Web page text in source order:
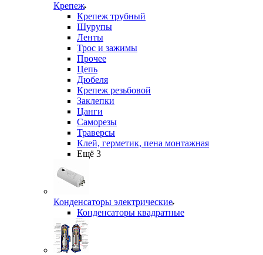
Крепеж
Крепеж трубный
Шурупы
Ленты
Трос и зажимы
Прочее
Цепь
Дюбеля
Крепеж резьбовой
Заклепки
Цанги
Саморезы
Траверсы
Клей, герметик, пена монтажная
Ещё 3
Конденсаторы электрические
Конденсаторы квадратные